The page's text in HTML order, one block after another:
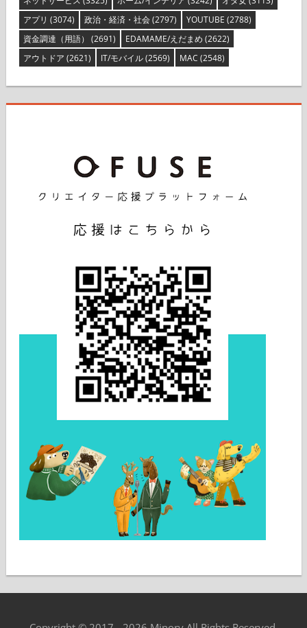
アプリ (3074) 政治・経済・社会(2797) YOUTUBE (2788)
資金調達（用語） (2691) EDAMAME/えだまめ (2622)
アウトドア (2621) IT/モバイル(2569) MAC (2548)